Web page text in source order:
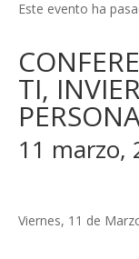
Este evento ha
TI,
11 marzo,
Viernes, 11 de